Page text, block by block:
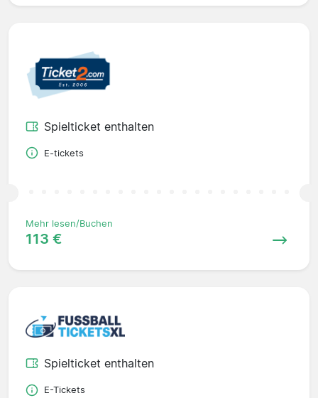
Spielticket enthalten
E-tickets
Mehr lesen/Buchen
113 €
Spielticket enthalten
E-Tickets